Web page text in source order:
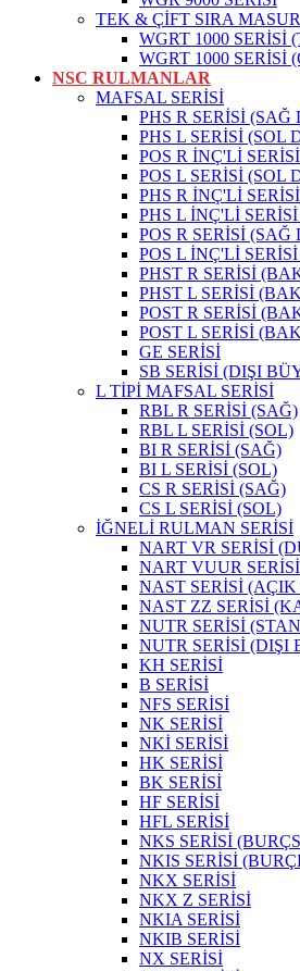
TEK & ÇİFT SIRA
WGRT 1000 SERİSİ
WGRT 1000 SERİSİ
NSC RULMANLAR
MAFSAL SERİSİ
PHS R SERİSİ (SAĞ
PHS L SERİSİ (SOL
POS R İNÇ'Lİ
POS L SERİSİ (SOL
PHS R İNÇ'Lİ
PHS L İNÇ'Lİ
POS R SERİSİ (SAĞ
POS L İNÇ'Lİ
PHST R SERİSİ
PHST L SERİSİ
POST R SERİSİ
POST L SERİSİ
GE SERİSİ
SB SERİSİ (DIŞI
L TİPİ MAFSAL SERİSİ
RBL R SERİSİ (SAĞ)
RBL L SERİSİ (SOL)
BI R SERİSİ (SAĞ)
BI L SERİSİ (SOL)
CS R SERİSİ (SAĞ)
CS L SERİSİ (SOL)
İĞNELİ RULMAN SERİSİ
NART VR SERİSİ
NART VUUR
NAST SERİSİ (AÇIK
NAST ZZ SERİSİ
NUTR SERİSİ
NUTR SERİSİ (DIŞI
KH SERİSİ
B SERİSİ
NFS SERİSİ
NK SERİSİ
NKİ SERİSİ
HK SERİSİ
BK SERİSİ
HF SERİSİ
HFL SERİSİ
NKS SERİSİ
NKIS SERİSİ
NKX SERİSİ
NKX Z SERİSİ
NKIA SERİSİ
NKIB SERİSİ
NX SERİSİ